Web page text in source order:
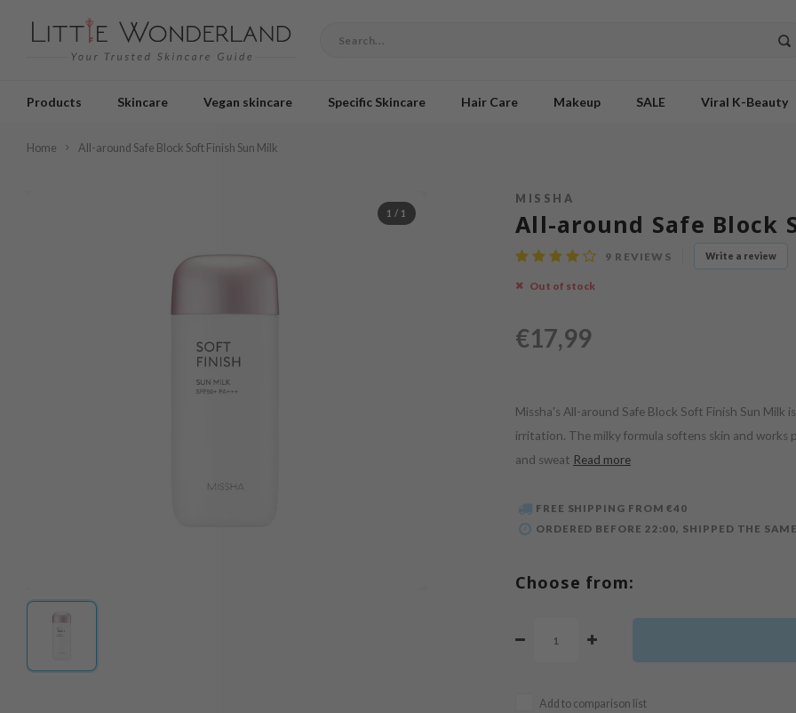
Products Skincare Vegan skincare Specific Skincare Hair Care Makeup SALE Viral K-Beauty
Home All-around Safe Block Soft Finish Sun Milk
1 / 1
MISSHA
All-around Safe Block
9 REVIEWS Write a review
Out of stock
€17,99
Missha's All-around Safe Block Soft Finish Sun
irritation. The milky formula softens skin and works
and sweat Read more
FREE SHIPPING FROM €40
ORDERED BEFORE 22:00, SHIPPED THE
Choose from:
Add to comparison list